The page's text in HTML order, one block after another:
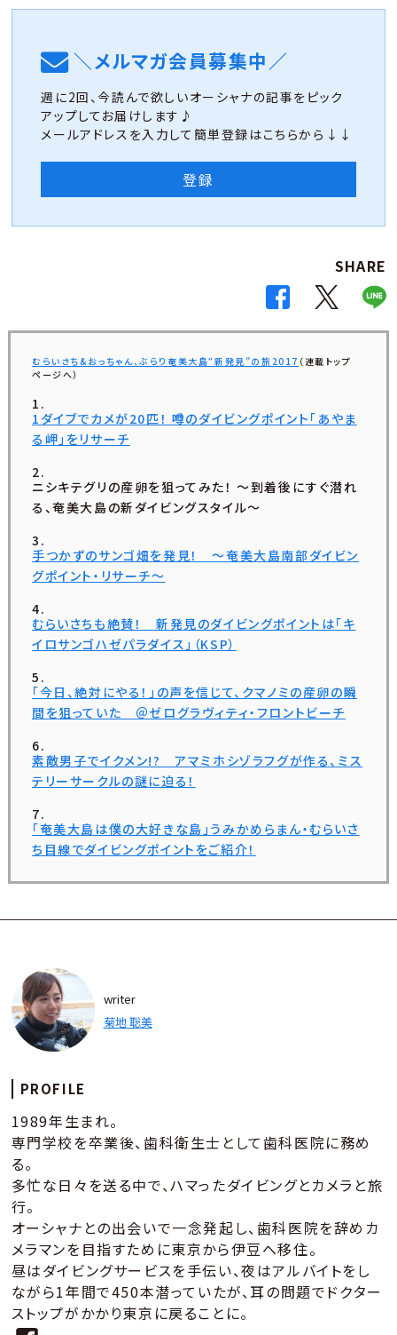
＼メルマガ会員募集中／
週に2回、今読んで欲しいオーシャナの記事をピック
アップしてお届けします♪
メールアドレスを入力して簡単登録はこちらから↓↓
登録
SHARE
むらいさち&おっちゃん、ぶらり奄美大島“新発見”の旅2017 （連載トップ
ページへ）
1ダイブでカメが20匹！ 噂のダイビングポイント「あやま
る岬」をリサーチ
ニシキテグリの産卵を狙ってみた！ 〜到着後にすぐ潜れ
る、奄美大島の新ダイビングスタイル〜
手つかずのサンゴ畑を発見！ ～奄美大島南部ダイビン
グポイント・リサーチ～
むらいさちも絶賛！ 新発見のダイビングポイントは「キ
イロサンゴハゼパラダイス」（KSP）
「今日、絶対にやる！」の声を信じて、クマノミの産卵の瞬
間を狙っていた ＠ゼログラヴィティ・フロントビーチ
素敵男子でイクメン!? アマミホシゾラフグが作る、ミス
テリーサークルの謎に迫る！
「奄美大島は僕の大好きな島」うみかめらまん・むらいさ
ち目線でダイビングポイントをご紹介！
writer
菊地 聡美
PROFILE
1989年生まれ。
専門学校を卒業後、歯科衛生士として歯科医院に務め
る。
多忙な日々を送る中で、ハマったダイビングとカメラと旅
行。
オーシャナとの出会いで一念発起し、歯科医院を辞めカ
メラマンを目指すために東京から伊豆へ移住。
昼はダイビングサービスを手伝い、夜はアルバイトをし
ながら1年間で450本潜っていたが、耳の問題でドクター
ストップがかかり東京に戻ることに。